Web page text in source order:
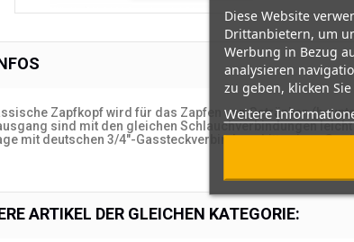
Zapfkopf wird für das Zapfen von Getränken
sind mit den gleichen Schlauchverbindungen
mit deutschen 3/4"-Gassteckverbindern, bitte einen
ARTIKEL DER GLEICHEN KATEGORIE:
Diese Website
Drittanbietern, um
Werbung in Bezug
analysieren
zu geben, klicken
Weitere